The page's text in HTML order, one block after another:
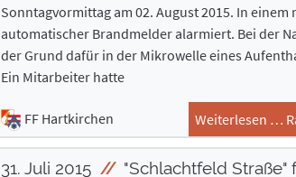
Sonntagvormittag am 02. August 2015. In
automatischer Brandmelder alarmiert. Bei der
der Grund dafür in der Mikrowelle eines
Ein Mitarbeiter hatte
FF Hartkirchen Weiterlesen …
31. Juli 2015
"Schlachtfeld